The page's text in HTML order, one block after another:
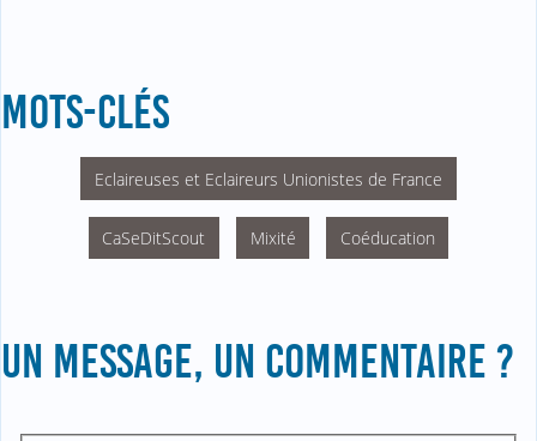
MOTS-CLÉS
Eclaireuses et Eclaireurs Unionistes de France
CaSeDitScout Mixité Coéducation
UN MESSAGE, UN COMMENTAIRE ?